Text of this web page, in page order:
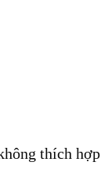
thích hợp